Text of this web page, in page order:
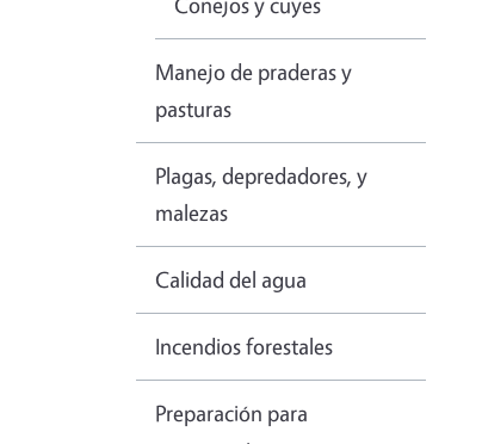
Manejo de praderas y
pasturas
Plagas, depredadores, y
malezas
Calidad del agua
Incendios forestales
Preparación para